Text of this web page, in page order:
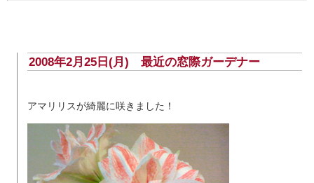
2008年2月25日(月) 最近の窓際ガーデナー
アマリリスが綺麗に咲きました！